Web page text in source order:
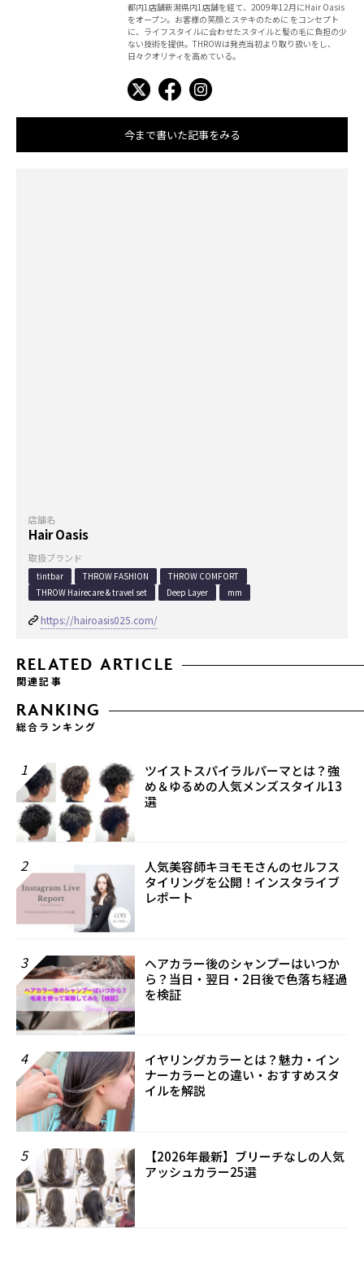
都内1店舗新潟県内1店舗を経て、2009年12月にHair Oasis
をオープン。お客様の笑顔とステキのために をコンセプト
に、ライフスタイルに合わせたスタイルと髪の毛に負担の少
ない技術を提供。THROWは発売当初より取り扱いをし、
日々クオリティを高めている。
今まで書いた記事をみる
店舗名
Hair Oasis
取扱ブランド
tintbar THROW FASHION
THROW COMFORT
THROW Hairecare & travel set
Deep Layer mm
https://hairoasis025.com/
RELATED ARTICLE
関連記事
RANKING
総合ランキング
1
ツイストスパイラルパーマとは？強
め＆ゆるめの人気メンズスタイル13
選
2
人気美容師キヨモモさんのセルフス
タイリングを公開！インスタライブ
レポート
3
ヘアカラー後のシャンプーはいつか
ら？当日・翌日・2日後で色落ち経過
を検証
4
イヤリングカラーとは？魅力・イン
ナーカラーとの違い・おすすめスタ
イルを解説
5
【2026年最新】ブリーチなしの人気
アッシュカラー25選